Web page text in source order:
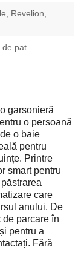
Revelion,
de pat
garsonieră
o persoană
o baie
pentru
Printre
smart pentru
care
anului. De
parcare în
pentru a
Fără